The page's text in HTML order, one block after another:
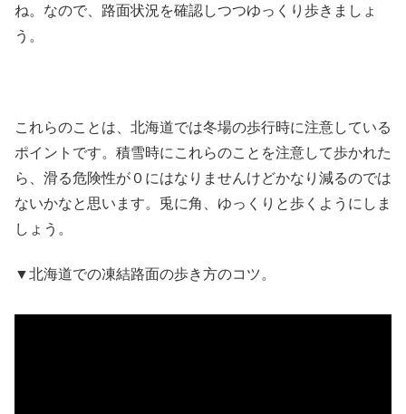
ね。なので、路面状況を確認しつつゆっくり歩きましょ
う。
これらのことは、北海道では冬場の歩行時に注意している
ポイントです。積雪時にこれらのことを注意して歩かれた
ら、滑る危険性が０にはなりませんけどかなり減るのでは
ないかなと思います。兎に角、ゆっくりと歩くようにしま
しょう。
▼北海道での凍結路面の歩き方のコツ。